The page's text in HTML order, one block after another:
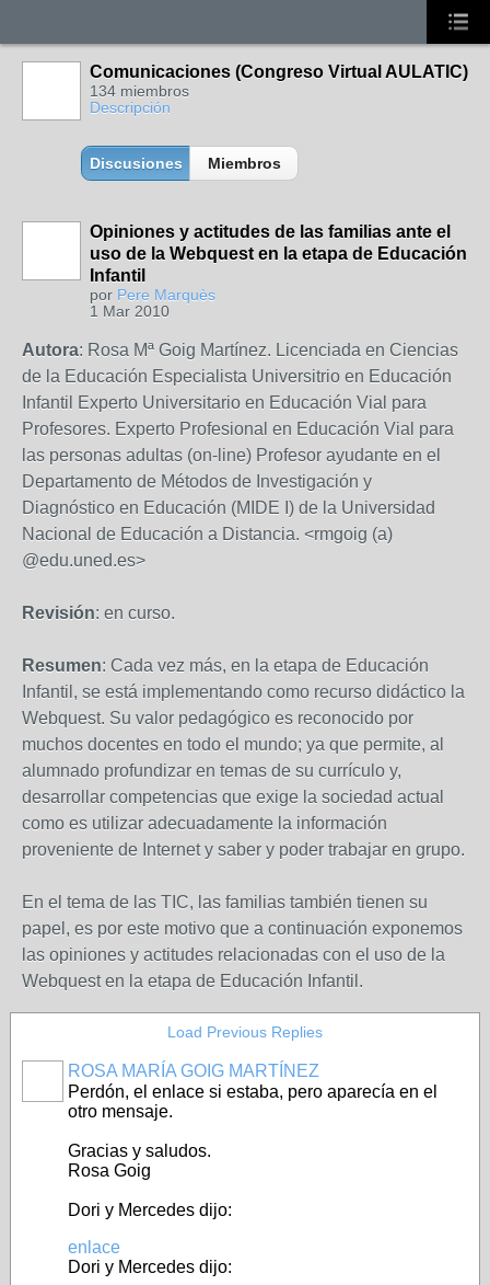
Comunicaciones (Congreso Virtual AULATIC)
134 miembros
Descripción
Discusiones Miembros
Opiniones y actitudes de las familias ante el
uso de la Webquest en la etapa de Educación
Infantil
por Pere Marquès
1 Mar 2010
Autora: Rosa Mª Goig Martínez. Licenciada en Ciencias
de la Educación Especialista Universitrio en Educación
Infantil Experto Universitario en Educación Vial para
Profesores. Experto Profesional en Educación Vial para
las personas adultas (on-line) Profesor ayudante en el
Departamento de Métodos de Investigación y
Diagnóstico en Educación (MIDE I) de la Universidad
Nacional de Educación a Distancia. <rmgoig (a)
@edu.uned.es>
Revisión: en curso.
Resumen: Cada vez más, en la etapa de Educación
Infantil, se está implementando como recurso didáctico la
Webquest. Su valor pedagógico es reconocido por
muchos docentes en todo el mundo; ya que permite, al
alumnado profundizar en temas de su currículo y,
desarrollar competencias que exige la sociedad actual
como es utilizar adecuadamente la información
proveniente de Internet y saber y poder trabajar en grupo.
En el tema de las TIC, las familias también tienen su
papel, es por este motivo que a continuación exponemos
las opiniones y actitudes relacionadas con el uso de la
Webquest en la etapa de Educación Infantil.
Load Previous Replies
ROSA MARÍA GOIG MARTÍNEZ
Perdón, el enlace si estaba, pero aparecía en el
otro mensaje.
Gracias y saludos.
Rosa Goig
Dori y Mercedes dijo:
enlace
Dori y Mercedes dijo: